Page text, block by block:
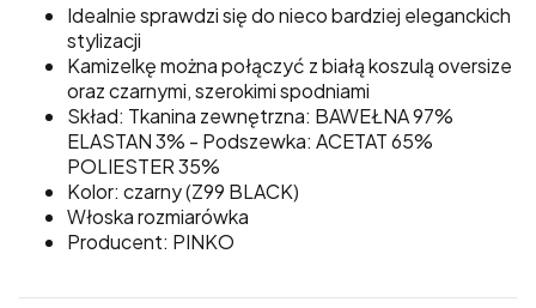
Idealnie sprawdzi się do nieco bardziej eleganckich
stylizacji
Kamizelkę można połączyć z białą koszulą oversize
oraz czarnymi, szerokimi spodniami
Skład: Tkanina zewnętrzna: BAWEŁNA 97%
ELASTAN 3% - Podszewka: ACETAT 65%
POLIESTER 35%
Kolor: czarny (Z99 BLACK)
Włoska rozmiarówka
Producent: PINKO